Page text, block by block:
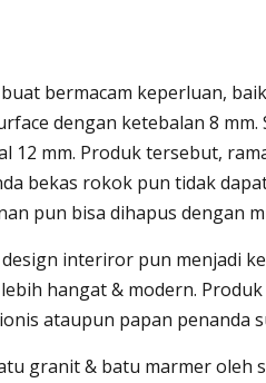
bermacam keperluan,
dengan ketebalan 8
12 mm. Produk tersebut,
bekas rokok pun tidak
pun bisa dihapus dengan
interiror pun menjadi
hangat & modern.
ataupun papan penanda
granit & batu marmer